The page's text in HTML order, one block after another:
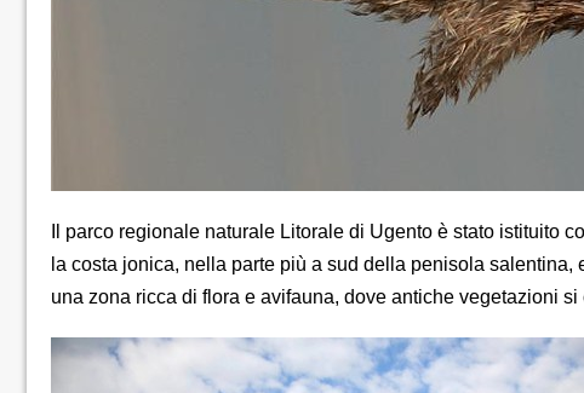
Il parco regionale naturale Litorale di Ugento è stato istituito
la costa jonica, nella parte più a sud della penisola
una zona ricca di flora e avifauna, dove antiche vegetazioni